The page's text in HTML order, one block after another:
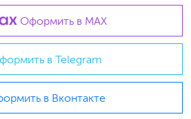
Оформить в MAX
в Telegram
в Вконтакте